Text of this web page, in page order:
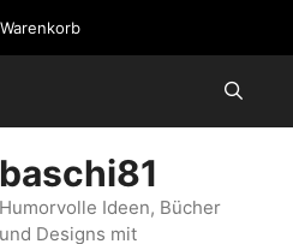
Warenkorb
baschi81
Humorvolle Ideen, Bücher
und Designs mit